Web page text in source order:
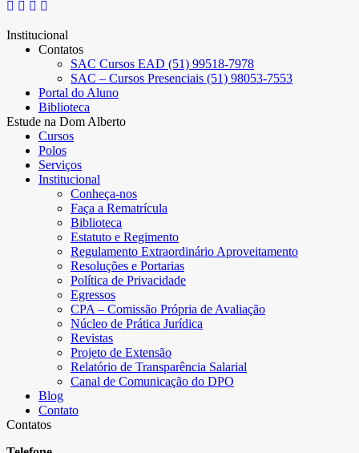
Institucional
Contatos
SAC Cursos EAD (51) 99518-7978
SAC – Cursos Presenciais (51) 98053-7553
Portal do Aluno
Biblioteca
Estude na Dom Alberto
Cursos
Polos
Serviços
Institucional
Conheça-nos
Faça a Rematrícula
Biblioteca
Estatuto e Regimento
Regulamento Extraordinário Aproveitamento
Resoluções e Portarias
Política de Privacidade
Egressos
CPA – Comissão Própria de Avaliação
Núcleo de Prática Jurídica
Revistas
Projeto de Extensão
Relatório de Transparência Salarial
Canal de Comunicação do DPO
Blog
Contato
Contatos